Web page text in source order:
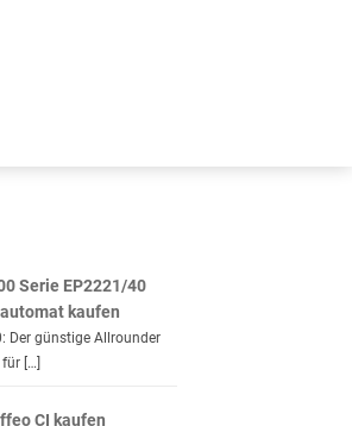
Serie EP2221/40
kaufen
Der günstige Allrounder
[…]
CI kaufen